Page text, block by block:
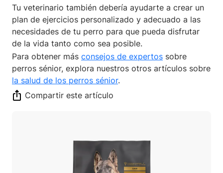
Tu veterinario también debería ayudarte a crear un
plan de ejercicios personalizado y adecuado a las
necesidades de tu perro para que pueda disfrutar
de la vida tanto como sea posible.
Para obtener más consejos de expertos sobre
perros sénior, explora nuestros otros artículos sobre
la salud de los perros sénior.
Compartir este artículo